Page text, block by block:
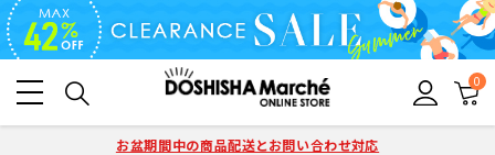
0
お盆期間中の商品配送とお問い合わせ対応